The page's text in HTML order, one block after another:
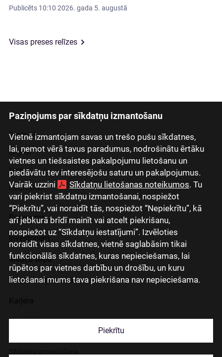
Paziņojums par sīkdatņu izmantošanu
Vietnē izmantojam savas un trešo pušu sīkdatnes,
lai, ņemot vērā tavus paradumus, nodrošinātu ērtāku
vietnes un tiešsaistes pakalpojumu lietošanu un
piedāvātu tev interesējošu saturu un pakalpojumus.
Vairāk uzzini
Sīkdatņu lietošanas noteikumos. Tu
vari piekrist sīkdatņu izmantošanai, nospiežot
“Piekrītu”, vai noraidīt tās, nospiežot “Nepiekrītu”, kā
arī jebkurā brīdī mainīt vai atcelt piekrišanu,
nospiežot uz “Sīkdatņu iestatījumi”. Izvēloties
noraidīt visas sīkdatnes, vietnē saglabāsim tikai
funkcionālās sīkdatnes, kuras nepieciešamas, lai
rūpētos par vietnes darbību un drošību, un kuru
lietošanai mums tava piekrišana nav nepieciešama.
Piekrītu
Publicēts 10:10 2026. gada 5. augustā
Visas preses relīzes
Latviski
Русский
English
Eesti
Lietuviškai
Par mums
Investoriem
Mediju telpa
Grupas uzņēmumi
Kontakti